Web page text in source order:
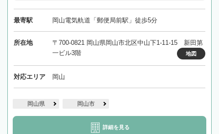
最寄駅 岡山電気軌道「郵便局前駅」徒歩5分
所在地
〒700-0821 岡山県岡山市北区中山下1-11-15 新田第
一ビル3階
地図
対応エリア 岡山
岡山県 岡山市
詳細を見る